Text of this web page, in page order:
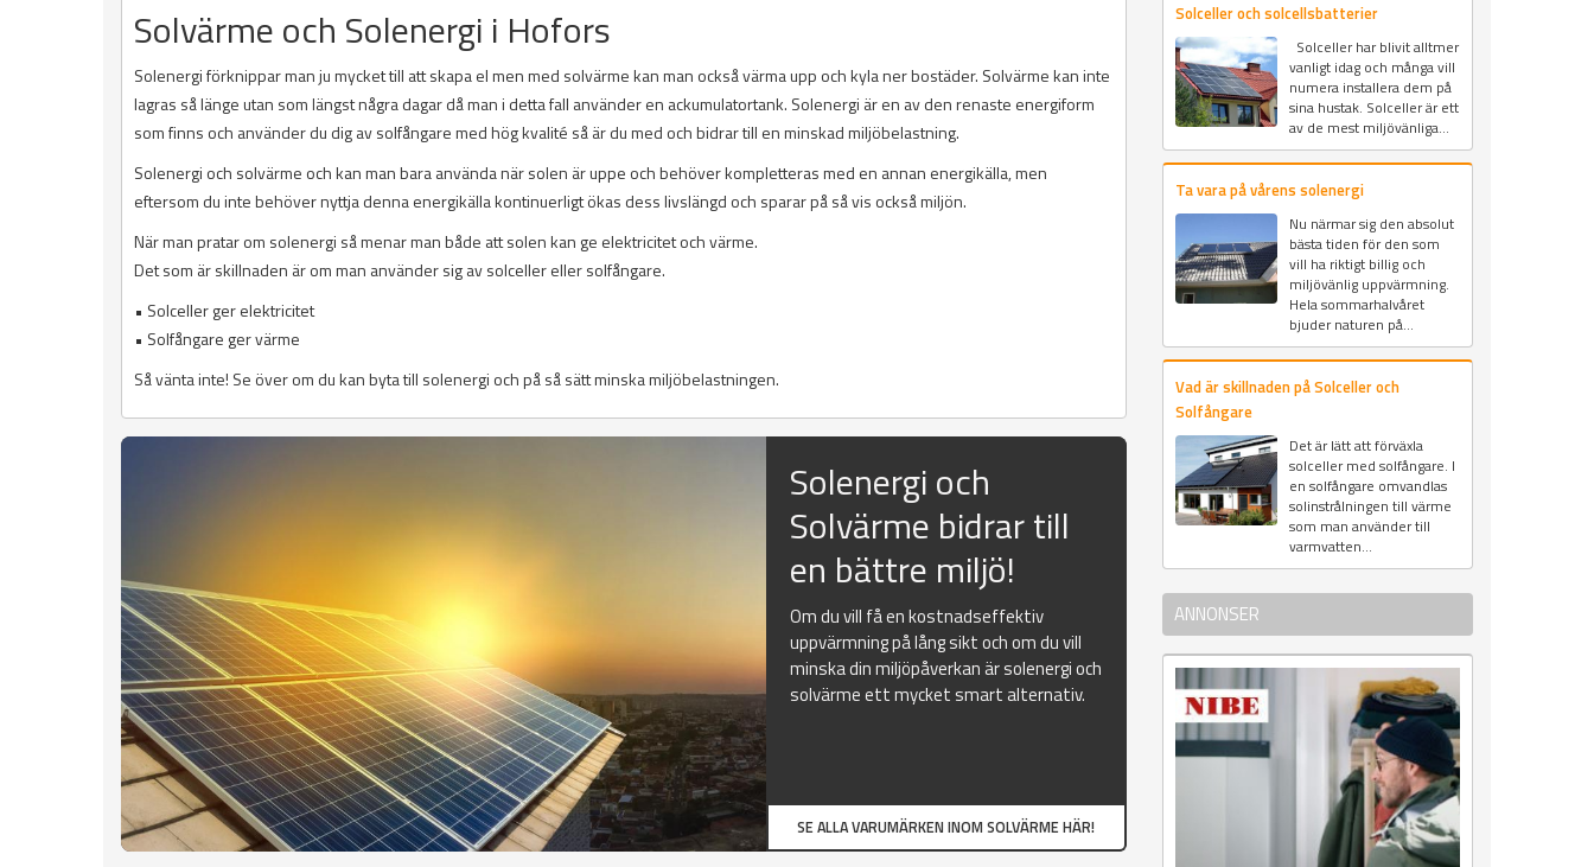
Solvärme och Solenergi i Hofors
Solenergi förknippar man ju mycket till att skapa el men med solvärme kan man också värma upp och kyla ner bostäder. Solvärme kan inte
lagras så länge utan som längst några dagar då man i detta fall använder en ackumulatortank. Solenergi är en av den renaste energiform
som finns och använder du dig av solfångare med hög kvalité så är du med och bidrar till en minskad miljöbelastning.
Solenergi och solvärme och kan man bara använda när solen är uppe och behöver kompletteras med en annan energikälla, men
eftersom du inte behöver nyttja denna energikälla kontinuerligt ökas dess livslängd och sparar på så vis också miljön.
När man pratar om solenergi så menar man både att solen kan ge elektricitet och värme.
Det som är skillnaden är om man använder sig av solceller eller solfångare.
• Solceller ger elektricitet
• Solfångare ger värme
Så vänta inte! Se över om du kan byta till solenergi och på så sätt minska miljöbelastningen.
Solenergi och
Solvärme bidrar till
en bättre miljö!
Om du vill få en kostnadseffektiv
uppvärmning på lång sikt och om du vill
minska din miljöpåverkan är solenergi och
solvärme ett mycket smart alternativ.
SE ALLA VARUMÄRKEN INOM SOLVÄRME HÄR!
Solceller och solcellsbatterier
Solceller har blivit alltmer
vanligt idag och många vill
numera installera dem på
sina hustak. Solceller är ett
av de mest miljövänliga...
Ta vara på vårens solenergi
Nu närmar sig den absolut
bästa tiden för den som
vill ha riktigt billig och
miljövänlig uppvärmning.
Hela sommarhalvåret
bjuder naturen på...
Vad är skillnaden på Solceller och
Solfångare
Det är lätt att förväxla
solceller med solfångare. I
en solfångare omvandlas
solinstrålningen till värme
som man använder till
varmvatten...
ANNONSER